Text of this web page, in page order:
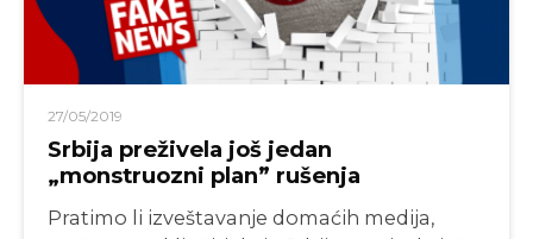
27/05/2019
Srbija preživela još jedan
„monstruozni plan” rušenja
Pratimo li izveštavanje domaćih medija,